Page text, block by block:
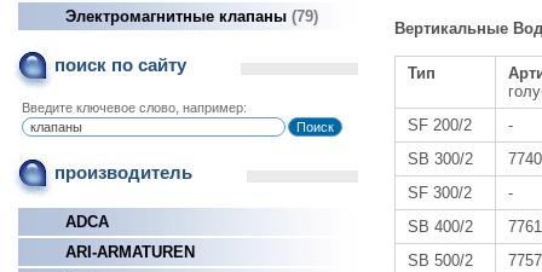
Электромагнитные клапаны 79
поиск по сайту
Введите ключевое слово, например:
производитель
ADCA
ARI-ARMATUREN
Вертикальные
Тип
SF 200/2
-
SB 300/2
SF 300/2
-
SB 400/2
SB 500/2